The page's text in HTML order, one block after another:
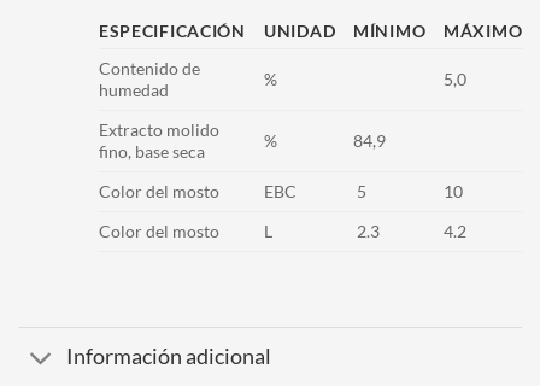
ESPECIFICACIÓN UNIDAD MÍNIMO
MÁXIMO
Contenido de
humedad
% 5,0
Extracto molido
fino, base seca
% 84,9
Color del mosto EBC 5
10
Color del mosto
L 2.3 4.2
Información adicional